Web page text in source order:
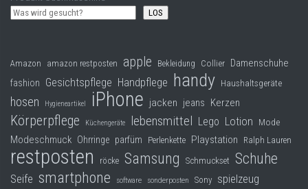
LOS
Amazon amazon restposten apple Bekleidung Collier Damenschuhe
fashion Gesichtspflege Handpflege handy Haushaltsgeräte
hosen Hygieneartikel iPhone jacken jeans Kerzen
Körperpflege Küchengeräte lebensmittel Lego Lotion Mode
Modeschmuck Ohrringe parfüm Perlenkette Playstation Ralph Lauren
restposten röcke Samsung Schmuckset Schuhe
Seife smartphone software sonderposten Sony spielzeug